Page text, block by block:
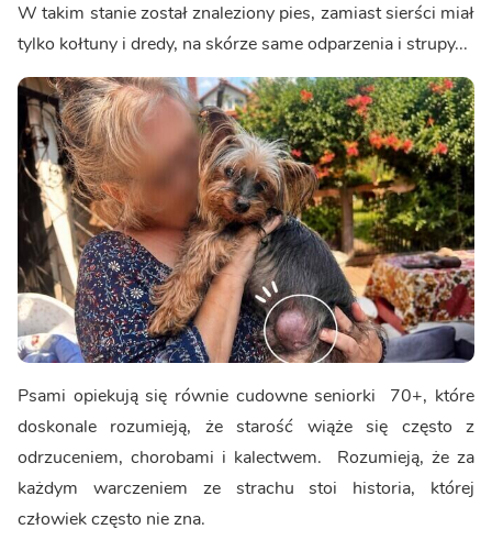
W takim stanie został znaleziony pies, zamiast sierści miał
tylko kołtuny i dredy, na skórze same odparzenia i strupy...
Psami opiekują się równie cudowne seniorki 70+, które
doskonale rozumieją, że starość wiąże się często z
odrzuceniem, chorobami i kalectwem. Rozumieją, że za
każdym warczeniem ze strachu stoi historia, której
człowiek często nie zna.